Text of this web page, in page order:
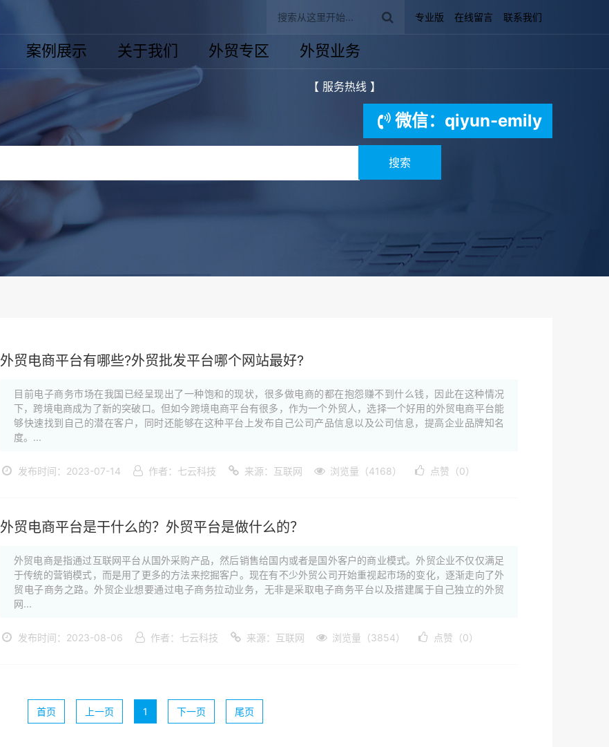
专业版 在线留言 联系我们
案例展示 关于我们 外贸专区
外贸业务
【 服务热线 】
微信：qiyun-emily
搜索
外贸电商平台有哪些?外贸批发平台哪个网站最好?
目前电子商务市场在我国已经呈现出了一种饱和的现状，很多做电商的都在抱怨赚不到什么钱，因此在这种情况
下，跨境电商成为了新的突破口。但如今跨境电商平台有很多，作为一个外贸人，选择一个好用的外贸电商平台能
够快速找到自己的潜在客户，同时还能够在这种平台上发布自己公司产品信息以及公司信息，提高企业品牌知名
度。...
发布时间：2023-07-14 作者：七云科技 来源：互联网 浏览量（4168） 点赞（0）
外贸电商平台是干什么的？外贸平台是做什么的？
外贸电商是指通过互联网平台从国外采购产品，然后销售给国内或者是国外客户的商业模式。外贸企业不仅仅满足
于传统的营销模式，而是用了更多的方法来挖掘客户。现在有不少外贸公司开始重视起市场的变化，逐渐走向了外
贸电子商务之路。外贸企业想要通过电子商务拉动业务，无非是采取电子商务平台以及搭建属于自己独立的外贸
网...
发布时间：2023-08-06 作者：七云科技 来源：互联网 浏览量（3854） 点赞（0）
首页 上一页 1 下一页 尾页